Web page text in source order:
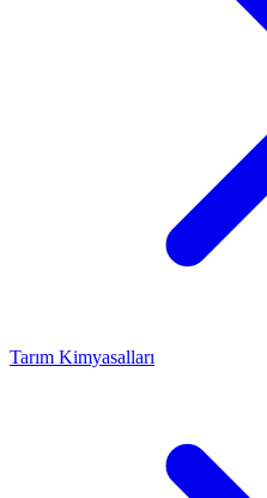
Tarım Kimyasalları